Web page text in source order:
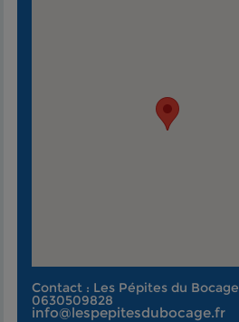
Contact : Les Pépites du Bocage
0630509828
info@lespepitesdubocage.fr